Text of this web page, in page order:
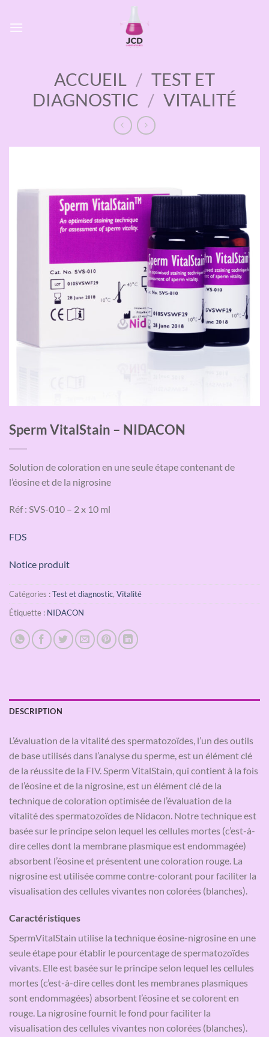
ACCUEIL / TEST ET
DIAGNOSTIC / VITALITÉ
Sperm VitalStain – NIDACON
Solution de coloration en une seule étape contenant de
l’éosine et de la nigrosine
Réf : SVS-010 – 2 x 10 ml
FDS
Notice produit
Catégories :Test et diagnostic, Vitalité
Étiquette : NIDACON
DESCRIPTION
L’évaluation de la vitalité des spermatozoïdes, l’un des outils
de base utilisés dans l’analyse du sperme, est un élément clé
de la réussite de la FIV. Sperm VitalStain, qui contient à la fois
de l’éosine et de la nigrosine, est un élément clé de la
technique de coloration optimisée de l’évaluation de la
vitalité des spermatozoïdes de Nidacon. Notre technique est
basée sur le principe selon lequel les cellules mortes (c’est-à-
dire celles dont la membrane plasmique est endommagée)
absorbent l’éosine et présentent une coloration rouge. La
nigrosine est utilisée comme contre-colorant pour faciliter la
visualisation des cellules vivantes non colorées (blanches).
Caractéristiques
SpermVitalStain utilise la technique éosine-nigrosine en une
seule étape pour établir le pourcentage de spermatozoïdes
vivants. Elle est basée sur le principe selon lequel les cellules
mortes (c’est-à-dire celles dont les membranes plasmiques
sont endommagées) absorbent l’éosine et se colorent en
rouge. La nigrosine fournit le fond pour faciliter la
visualisation des cellules vivantes non colorées (blanches).